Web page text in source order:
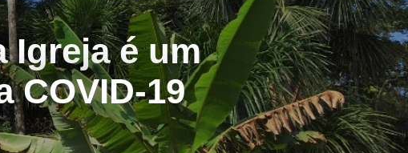
Igreja é um
COVID-19